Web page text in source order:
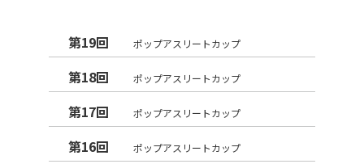
第19回 ポップアスリートカップ
第18回 ポップアスリートカップ
第17回 ポップアスリートカップ
第16回 ポップアスリートカップ